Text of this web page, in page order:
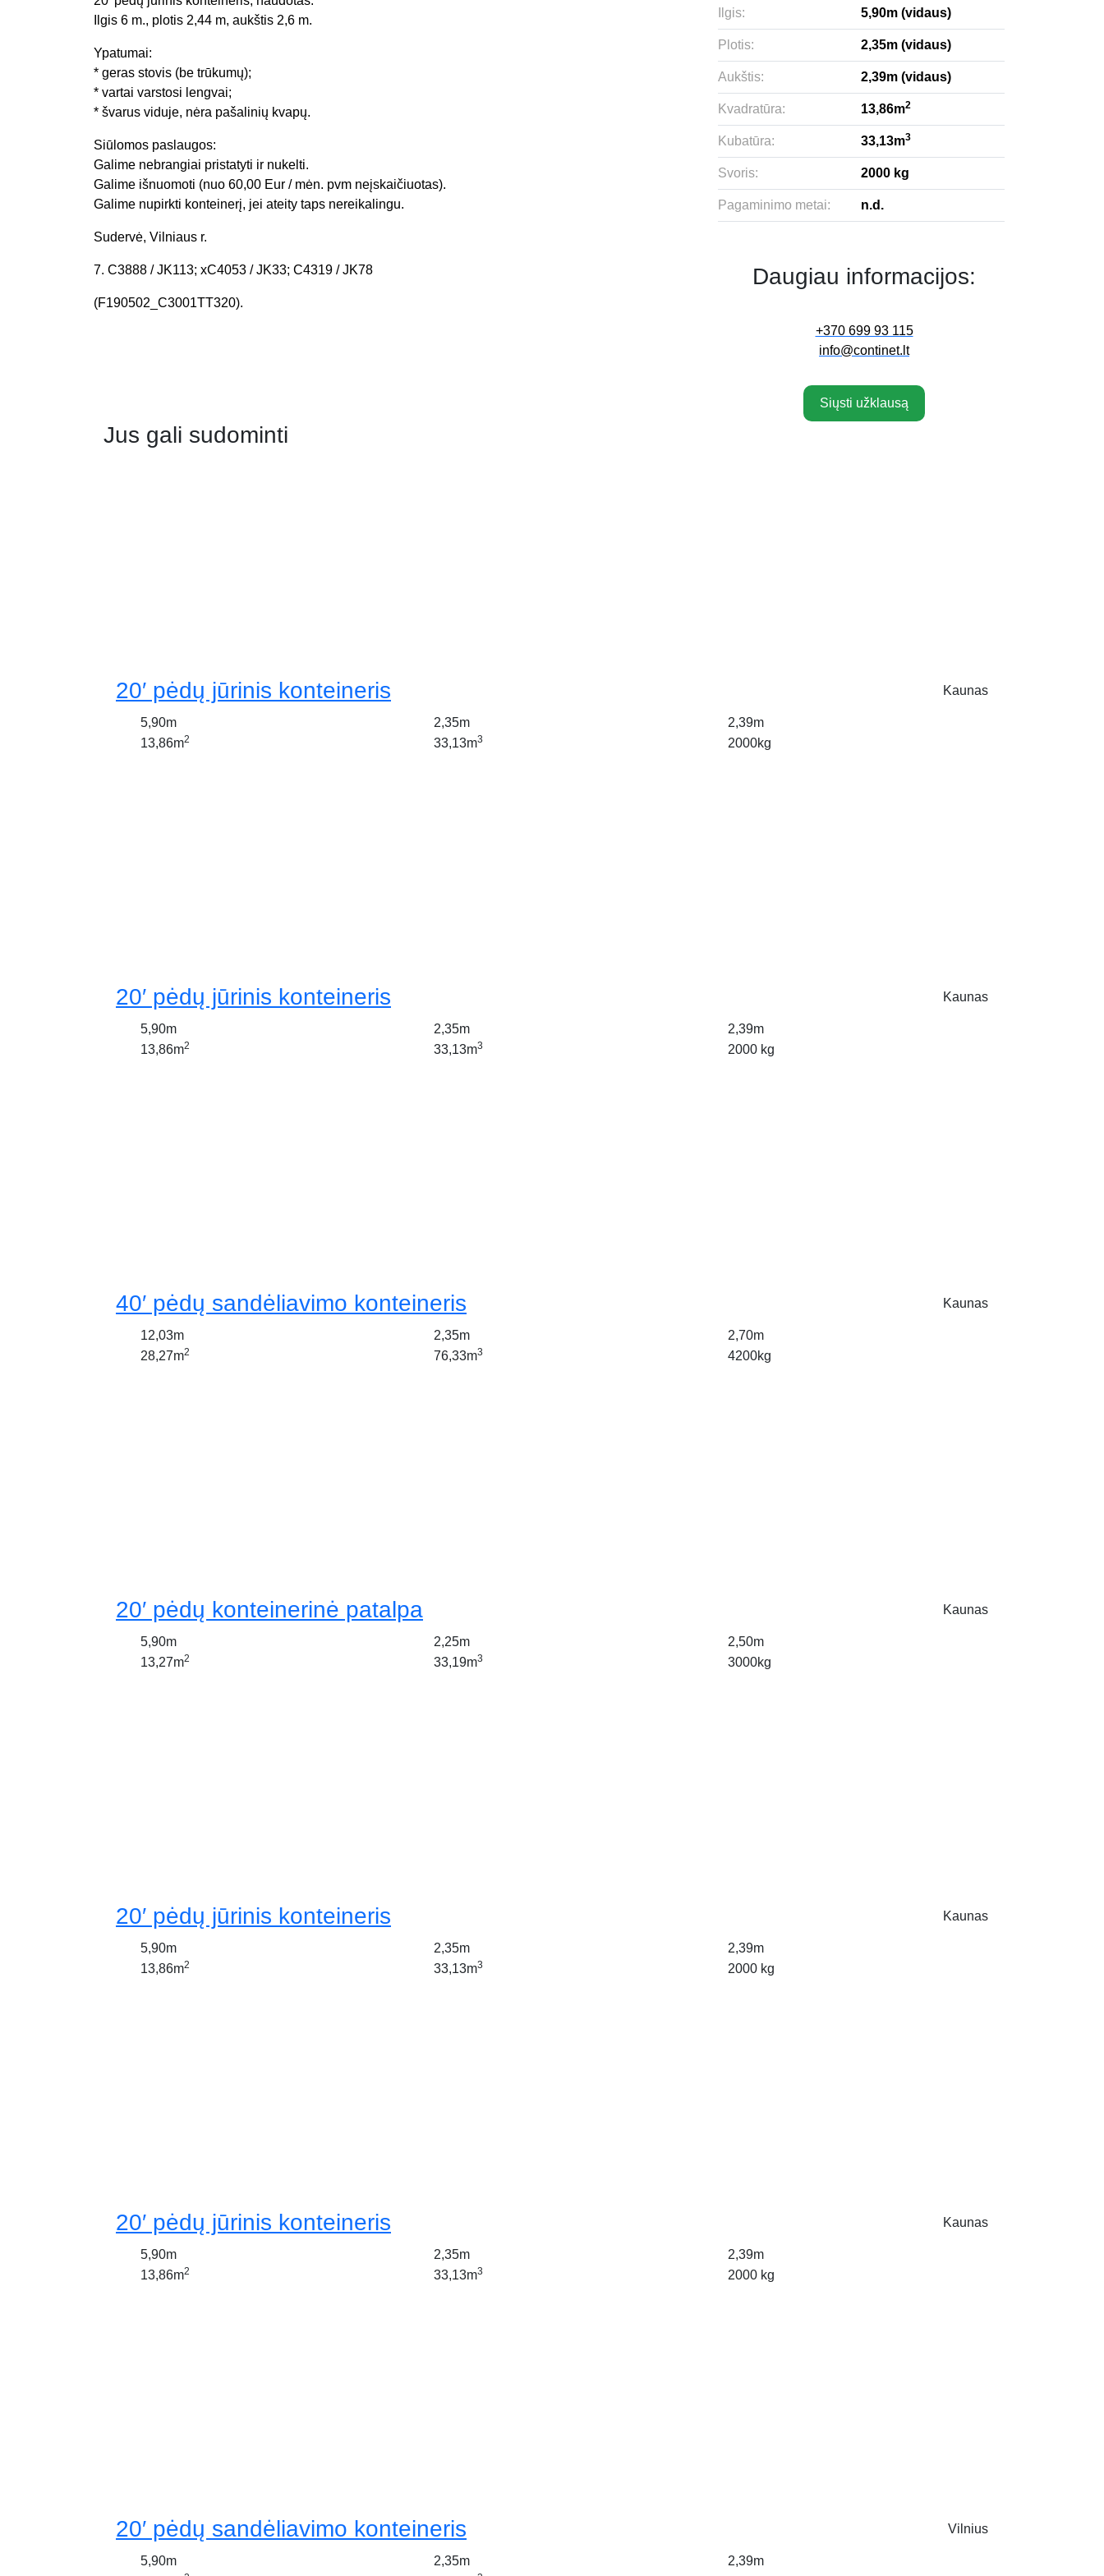
Ilgis 6 m., plotis 2,44 m, aukštis 2,6 m.
Ypatumai:
* geras stovis (be trūkumų);
* vartai varstosi lengvai;
* švarus viduje, nėra pašalinių kvapų.
Siūlomos paslaugos:
Galime nebrangiai pristatyti ir nukelti.
Galime išnuomoti (nuo 60,00 Eur / mėn. pvm neįskaičiuotas).
Galime nupirkti konteinerį, jei ateity taps nereikalingu.
Sudervė, Vilniaus r.
7. C3888 / JK113; xC4053 / JK33; C4319 / JK78
(F190502_C3001TT320).
Ilgis: 5,90m (vidaus)
Plotis: 2,35m (vidaus)
Aukštis: 2,39m (vidaus)
Kvadratūra: 13,86m2
Kubatūra: 33,13m3
Svoris: 2000 kg
Pagaminimo metai: n.d.
Daugiau informacijos:
+370 699 93 115
info@continet.lt
Siųsti užklausą
Jus gali sudominti
20′ pėdų jūrinis konteineris Kaunas
5,90m 2,35m
2,39m
13,86m2 33,13m3 2000kg
20′ pėdų jūrinis konteineris Kaunas
5,90m 2,35m
2,39m
13,86m2 33,13m3 2000 kg
40′ pėdų sandėliavimo konteineris Kaunas
12,03m 2,35m
2,70m
28,27m2 76,33m3 4200kg
20′ pėdų konteinerinė patalpa Kaunas
5,90m 2,25m
2,50m
13,27m2 33,19m3 3000kg
20′ pėdų jūrinis konteineris Kaunas
5,90m 2,35m
2,39m
13,86m2 33,13m3 2000 kg
20′ pėdų jūrinis konteineris Kaunas
5,90m 2,35m
2,39m
13,86m2 33,13m3 2000 kg
20′ pėdų sandėliavimo konteineris Vilnius
5,90m 2,35m
2,39m